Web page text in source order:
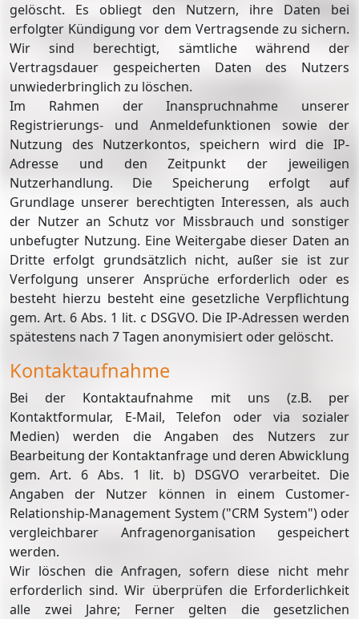
gelöscht. Es obliegt den Nutzern, ihre Daten bei
erfolgter Kündigung vor dem Vertragsende zu sichern.
Wir sind berechtigt, sämtliche während der
Vertragsdauer gespeicherten Daten des Nutzers
unwiederbringlich zu löschen.
Im Rahmen der Inanspruchnahme unserer
Registrierungs- und Anmeldefunktionen sowie der
Nutzung des Nutzerkontos, speichern wird die IP-
Adresse und den Zeitpunkt der jeweiligen
Nutzerhandlung. Die Speicherung erfolgt auf
Grundlage unserer berechtigten Interessen, als auch
der Nutzer an Schutz vor Missbrauch und sonstiger
unbefugter Nutzung. Eine Weitergabe dieser Daten an
Dritte erfolgt grundsätzlich nicht, außer sie ist zur
Verfolgung unserer Ansprüche erforderlich oder es
besteht hierzu besteht eine gesetzliche Verpflichtung
gem. Art. 6 Abs. 1 lit. c DSGVO. Die IP-Adressen werden
spätestens nach 7 Tagen anonymisiert oder gelöscht.
Kontaktaufnahme
Bei der Kontaktaufnahme mit uns (z.B. per
Kontaktformular, E-Mail, Telefon oder via sozialer
Medien) werden die Angaben des Nutzers zur
Bearbeitung der Kontaktanfrage und deren Abwicklung
gem. Art. 6 Abs. 1 lit. b) DSGVO verarbeitet. Die
Angaben der Nutzer können in einem Customer-
Relationship-Management System ("CRM System") oder
vergleichbarer Anfragenorganisation gespeichert
werden.
Wir löschen die Anfragen, sofern diese nicht mehr
erforderlich sind. Wir überprüfen die Erforderlichkeit
alle zwei Jahre; Ferner gelten die gesetzlichen